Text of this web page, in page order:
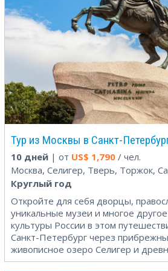
Тур из Москвы в Санкт-
10 дней | от US$ 1,790 / чел.
Москва, Селигер, Тверь, Торжок,
Круглый год
Откройте для себя дворцы,
уникальные музеи и многое
культуры России в этом
Санкт-Петербург через
живописное озеро Селигер и